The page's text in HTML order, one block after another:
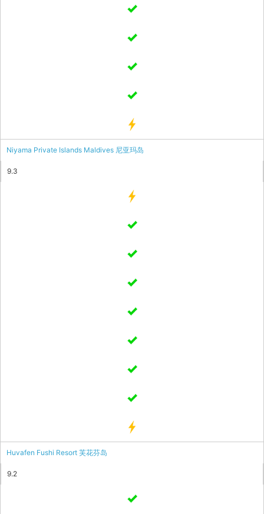
Niyama Private Islands Maldives 尼亚玛岛
9.3
Huvafen Fushi Resort 芙花芬岛
9.2